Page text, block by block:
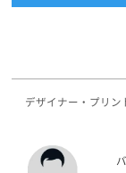
デザイナー・プリン